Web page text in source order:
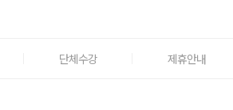
단체수강 제휴안내